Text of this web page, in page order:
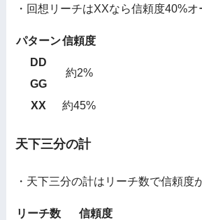
・回想リーチはXXなら信頼度40%オ
パターン信頼度
DD
約2%
GG
XX
約45%
天下三分の計
・天下三分の計はリーチ数で信頼度
リーチ数
信頼度